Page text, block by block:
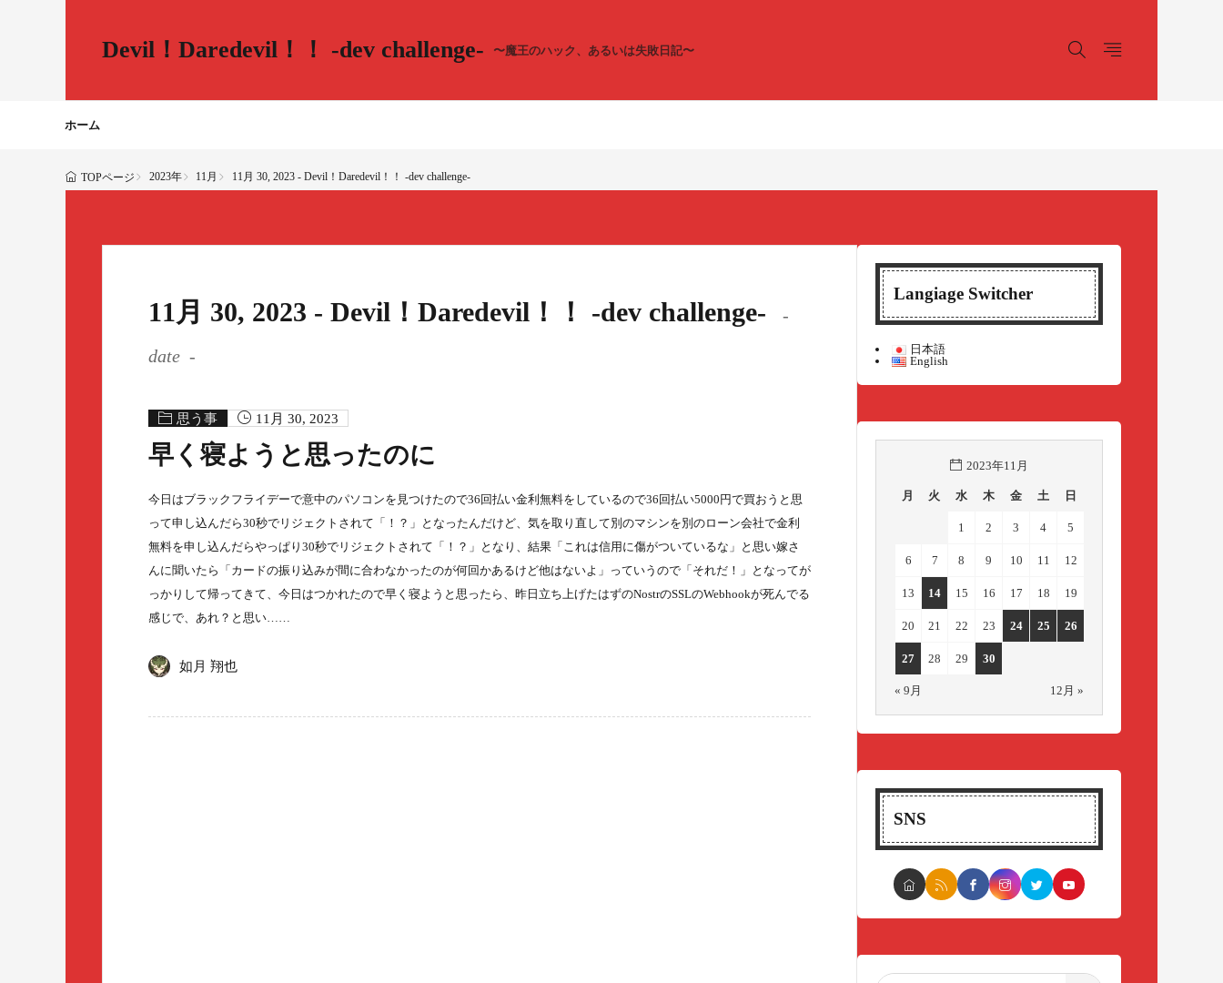
Devil！Daredevil！！ -dev challenge- 〜魔王のハック、あるいは失敗日記〜
ホーム
TOPページ 2023年 11月 11月 30, 2023 - Devil！Daredevil！！ -dev challenge-
11月 30, 2023 - Devil！Daredevil！！ -dev challenge-
date
思う事 11月 30, 2023
早く寝ようと思ったのに
今日はブラックフライデーで意中のパソコンを見つけたので36回払い金利無料をしているので36回払い5000円で買おうと思
って申し込んだら30秒でリジェクトされて「！？」となったんだけど、気を取り直して別のマシンを別のローン会社で金利
無料を申し込んだらやっぱり30秒でリジェクトされて「！？」となり、結果「これは信用に傷がついているな」と思い嫁さ
んに聞いたら「カードの振り込みが間に合わなかったのが何回かあるけど他はないよ」っていうので「それだ！」となってが
っかりして帰ってきて、今日はつかれたので早く寝ようと思ったら、昨日立ち上げたはずのNostrのSSLのWebhookが死んでる
感じで、あれ？と思い……
如月 翔也
Langiage Switcher
日本語
English
2023年11月
月 火 水 木 金 土 日
1 2 3 4 5
6 7 8 9 10 11 12
13 14 15 16 17 18 19
20 21 22 23 24 25 26
27 28 29 30
« 9月 12月 »
SNS